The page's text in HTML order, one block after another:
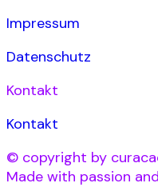
Impressum
Datenschutz
Kontakt
Kontakt
© copyright by
Made with passion